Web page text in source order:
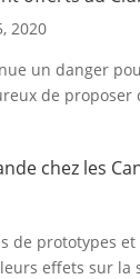
2020
un danger
de
chez les
de prototypes
effets sur